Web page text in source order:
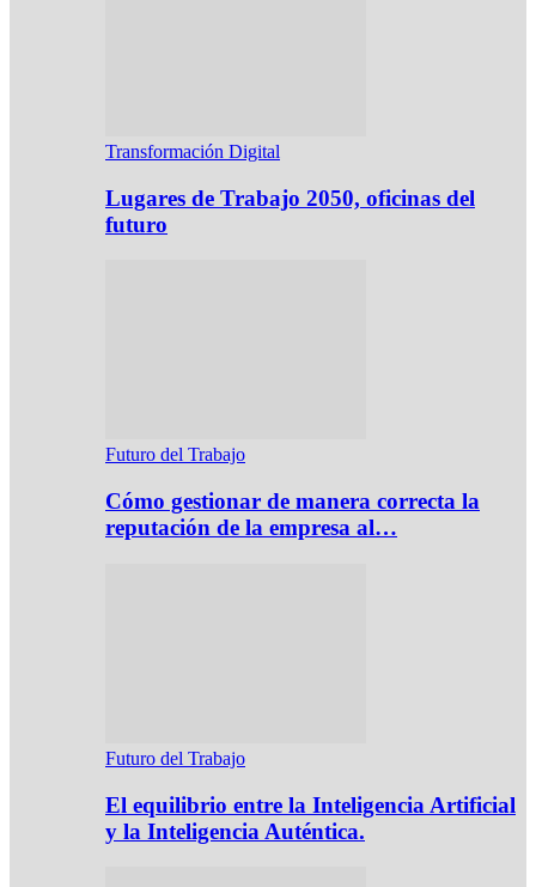
Transformación Digital
Lugares de Trabajo 2050, oficinas del
futuro
Futuro del Trabajo
Cómo gestionar de manera correcta la
reputación de la empresa al…
Futuro del Trabajo
El equilibrio entre la Inteligencia Artificial
y la Inteligencia Auténtica.